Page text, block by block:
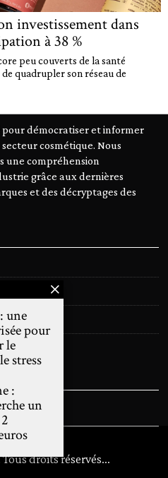
investissement dans
à 38 %
peu couverts de la santé
quadrupler son réseau de
pour démocratiser et informer
cosmétique. Nous
une compréhension
grâce aux dernières
et des décryptages des
droits réservés...
une
pour
le
stress
:
un